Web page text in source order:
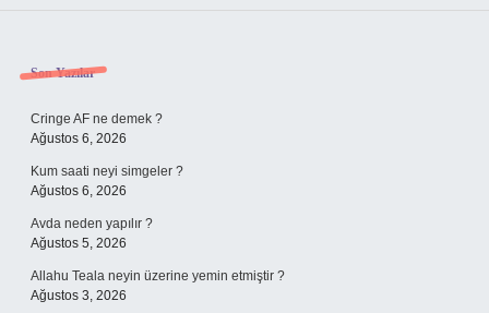
Sidebar
Son Yazılar
Cringe AF ne demek ?
Ağustos 6, 2026
Kum saati neyi simgeler ?
Ağustos 6, 2026
Avda neden yapılır ?
Ağustos 5, 2026
Allahu Teala neyin üzerine yemin etmiştir ?
Ağustos 3, 2026